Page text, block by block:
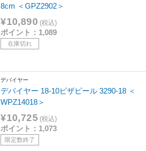
8cm ＜GPZ2902＞
¥10,890 (税込)
ポイント：1,089
在庫切れ
デバイヤー
デバイヤー 18-10ピザピール 3290-18 ＜
WPZ14018＞
¥10,725 (税込)
ポイント：1,073
限定数終了